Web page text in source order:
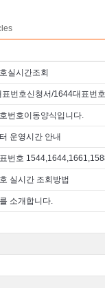
실시간조회
표번호신청서/1644대표번
번호이동양식입니다.
운영시간 안내
번호
실시간 조회방법
소개합니다.